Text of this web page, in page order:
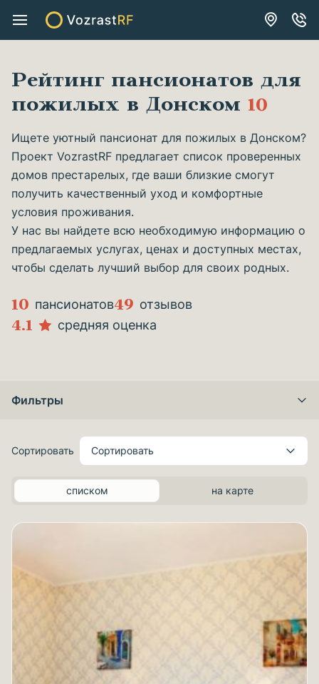
Рейтинг пансионатов для
пожилых в Донском 10
Ищете уютный пансионат для пожилых в Донском?
Проект VozrastRF предлагает список проверенных
домов престарелых, где ваши близкие смогут
получить качественный уход и комфортные
условия проживания.
У нас вы найдете всю необходимую информацию о
предлагаемых услугах, ценах и доступных местах,
чтобы сделать лучший выбор для своих родных.
10 пансионатов49 отзывов
4.1 средняя оценка
Фильтры
Сортировать Сортировать
списком на карте